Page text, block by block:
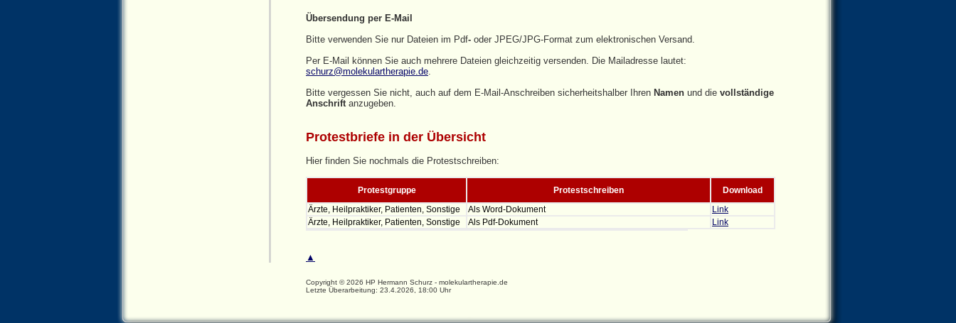
Übersendung per E‑Mail
Bitte verwenden Sie nur Dateien im Pdf- oder JPEG/JPG-Format zum elektronischen Versand.
Per E‑Mail können Sie auch mehrere Dateien gleichzeitig versenden. Die Mailadresse lautet:
schurz@molekulartherapie.de.
Bitte vergessen Sie nicht, auch auf dem E-Mail-Anschreiben sicherheitshalber Ihren Namen und die vollständige
Anschriftanzugeben.
Protestbriefe in der Übersicht
Hier finden Sie nochmals die Protestschreiben:
Protestgruppe Protestschreiben
Download
Ärzte, Heilpraktiker, Patienten, Sonstige
Als Word-Dokument
Link
Ärzte, Heilpraktiker, Patienten, Sonstige
Als Pdf-Dokument Link
▲
Copyright © 2026 HP Hermann Schurz - molekulartherapie.de
Letzte Überarbeitung: 23.4.2026, 18:00 Uhr